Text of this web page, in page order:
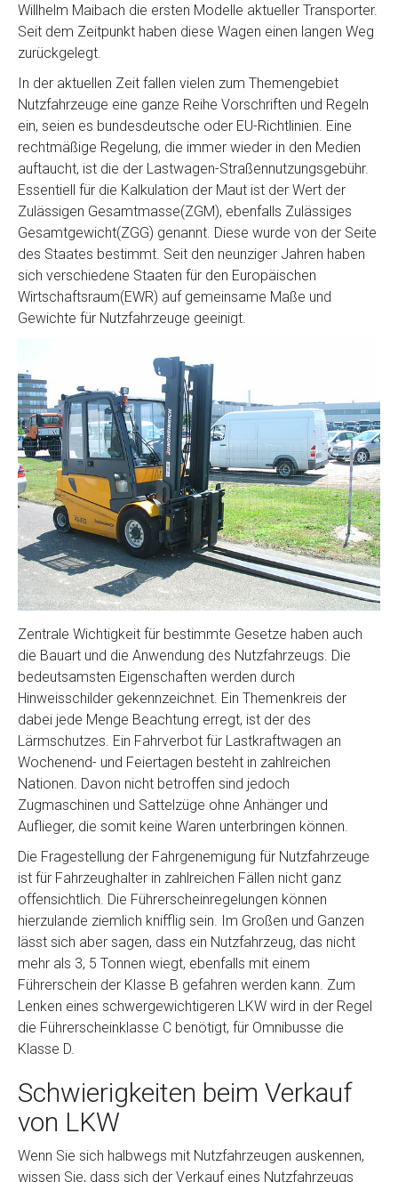
Willhelm Maibach die ersten Modelle aktueller Transporter.
Seit dem Zeitpunkt haben diese Wagen einen langen Weg
zurückgelegt.
In der aktuellen Zeit fallen vielen zum Themengebiet
Nutzfahrzeuge eine ganze Reihe Vorschriften und Regeln
ein, seien es bundesdeutsche oder EU-Richtlinien. Eine
rechtmäßige Regelung, die immer wieder in den Medien
auftaucht, ist die der Lastwagen-Straßennutzungsgebühr.
Essentiell für die Kalkulation der Maut ist der Wert der
Zulässigen Gesamtmasse(ZGM), ebenfalls Zulässiges
Gesamtgewicht(ZGG) genannt. Diese wurde von der Seite
des Staates bestimmt. Seit den neunziger Jahren haben
sich verschiedene Staaten für den Europäischen
Wirtschaftsraum(EWR) auf gemeinsame Maße und
Gewichte für Nutzfahrzeuge geeinigt.
Zentrale Wichtigkeit für bestimmte Gesetze haben auch
die Bauart und die Anwendung des Nutzfahrzeugs. Die
bedeutsamsten Eigenschaften werden durch
Hinweisschilder gekennzeichnet. Ein Themenkreis der
dabei jede Menge Beachtung erregt, ist der des
Lärmschutzes. Ein Fahrverbot für Lastkraftwagen an
Wochenend- und Feiertagen besteht in zahlreichen
Nationen. Davon nicht betroffen sind jedoch
Zugmaschinen und Sattelzüge ohne Anhänger und
Auflieger, die somit keine Waren unterbringen können.
Die Fragestellung der Fahrgenemigung für Nutzfahrzeuge
ist für Fahrzeughalter in zahlreichen Fällen nicht ganz
offensichtlich. Die Führerscheinregelungen können
hierzulande ziemlich knifflig sein. Im Großen und Ganzen
lässt sich aber sagen, dass ein Nutzfahrzeug, das nicht
mehr als 3, 5 Tonnen wiegt, ebenfalls mit einem
Führerschein der Klasse B gefahren werden kann. Zum
Lenken eines schwergewichtigeren LKW wird in der Regel
die Führerscheinklasse C benötigt, für Omnibusse die
Klasse D.
Schwierigkeiten beim Verkauf
von LKW
Wenn Sie sich halbwegs mit Nutzfahrzeugen auskennen,
wissen Sie, dass sich der Verkauf eines Nutzfahrzeugs